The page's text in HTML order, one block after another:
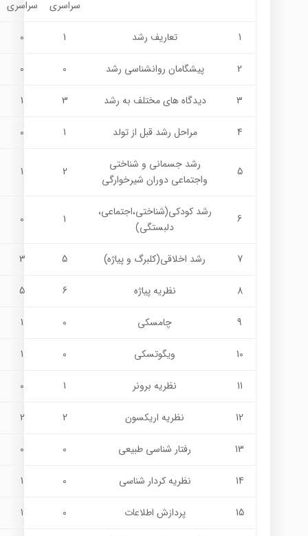
سراسری سراسری
1 تعاريف رشد 1
0
2 پيشگامان روانشناسي رشد 0
0
3 ديدگاه هاي مختلف به رشد 3
1
4 مراحل رشد قبل از تولد 1
0
5
رشد جسماني و شناختي
واجتماعي دوران شيرخوارگي
2
1
6
رشد كودكي(شناختي،‌اجتماعي،
دلبستگي)
1
0
7 رشد اخلاقي(كلبرگ و پياژه) 5
3
8 نظريه پياژه 6
5
9 چامسكي 0
1
10 ويگوتسكي 0
1
11 نظريه برونر 1
0
12 نظريه اريكسون 2
2
13 رفتار شناسي طبيعي 0
0
14 نظريه كردار شناسي 0
1
15 پردازش اطلاعات 0
1